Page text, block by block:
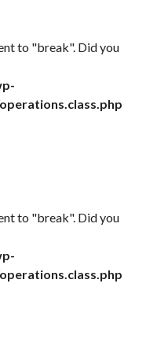
to "break". Did you
to "break". Did you